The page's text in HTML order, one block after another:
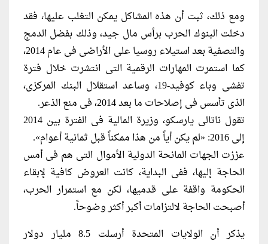
ومع ذلك، ثبت أن هذه المشاكل يمكن التغلب عليها، فقد
دخلت البنوك الحرب برأس مال جيد، وذلك بفضل الدمج
والتصفية بعد استيلاء روسيا على الأراضى فى عام 2014،
كما استمرت المهارات الرقمية التى انتشرت خلال فترة
تفشى وباء كوفيد-19، وساعد استقلال البنك المركزى،
الذى تأسس فى إصلاحات ما بعد 2014، فى منع الذعر.
تقول ناتالى يارسكو، وزيرة المالية فى الفترة بين 2014
إلى 2016: «لم يكن أياً من هذا ممكناً قبل ثمانية أعوام».
عززت الجهات المانحة الدولية الأموال التى هم فى أمس
الحاجة إليها، ففى البداية، كانت العروض كافية لإبقاء
الحكومة واقفة على قدميها، لكن مع استمرار الحرب،
أصبحت الحاجة لالتزامات أكبر أكثر وضوحاً.
يذكر أن الولايات المتحدة أرسلت 8.5 مليار دولار